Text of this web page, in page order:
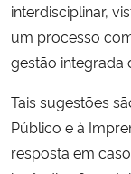
interdisciplinar,
um processo
gestão integrada
Tais sugestões
Público e à
resposta em